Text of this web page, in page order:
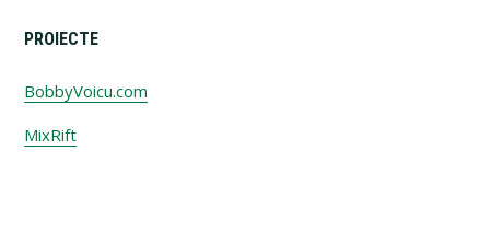
PROIECTE
BobbyVoicu.com
MixRift